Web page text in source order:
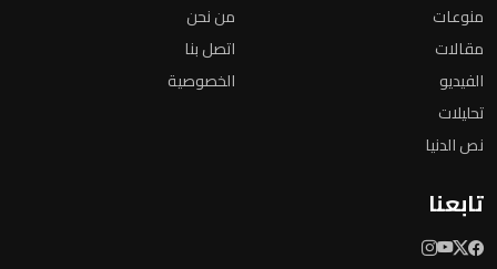
منوعات
مقالات
الفيديو
تحليلات
نص الدنيا
من نحن
اتصل بنا
الخصوصية
تابعنا